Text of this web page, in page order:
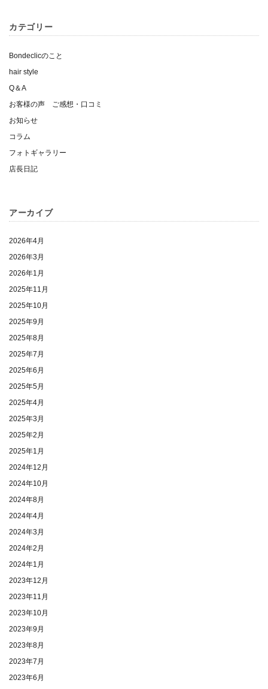
カテゴリー
Bondeclicのこと
hair style
Q＆A
お客様の声 ご感想・口コミ
お知らせ
コラム
フォトギャラリー
店長日記
アーカイブ
2026年4月
2026年3月
2026年1月
2025年11月
2025年10月
2025年9月
2025年8月
2025年7月
2025年6月
2025年5月
2025年4月
2025年3月
2025年2月
2025年1月
2024年12月
2024年10月
2024年8月
2024年4月
2024年3月
2024年2月
2024年1月
2023年12月
2023年11月
2023年10月
2023年9月
2023年8月
2023年7月
2023年6月